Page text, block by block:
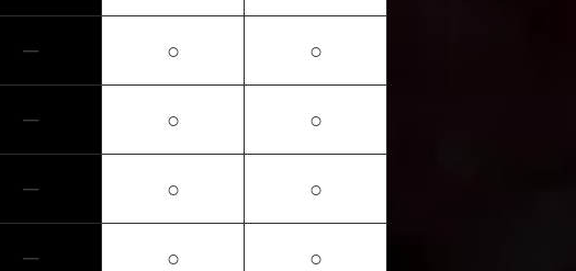
─ ○ ○
─ ○ ○
─ ○ ○
─ ○ ○